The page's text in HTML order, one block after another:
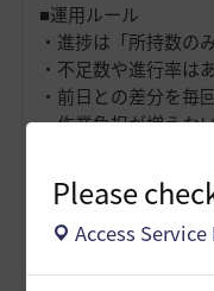
Please
Access
■運用ルール
・進捗は「所持数の
・不足数や進行率は
・前日との差分を毎
・作業負担が増えな
バランス版テンプレ